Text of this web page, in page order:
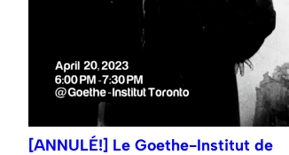
[ANNULÉ!] Le Goethe-Institut de